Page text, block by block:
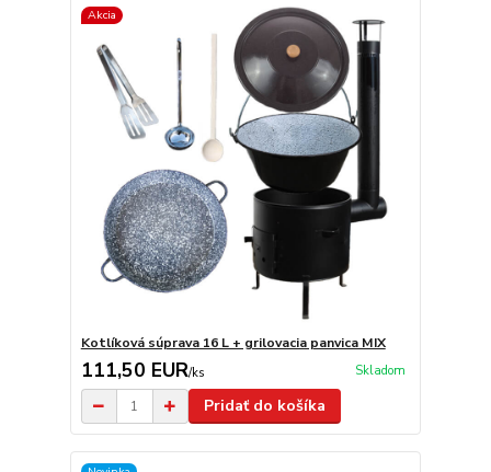
Akcia
Kotlíková súprava 16 L + grilovacia panvica MIX
111,50 EUR/ks Skladom
Pridať do košíka